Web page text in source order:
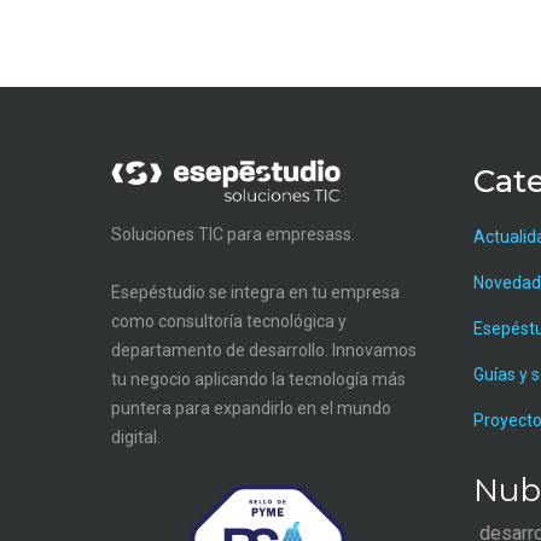
Soluciones TIC para empresass.
Esepéstudio se integra en tu empresa
como consultoría tecnológica y
departamento de desarrollo. Innovamos
tu negocio aplicando la tecnología más
puntera para expandirlo en el mundo
digital.
Guías y